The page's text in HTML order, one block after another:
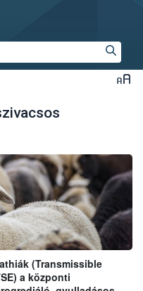
(Transmissible
a központi